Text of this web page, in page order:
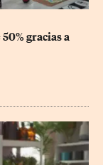
gracias a